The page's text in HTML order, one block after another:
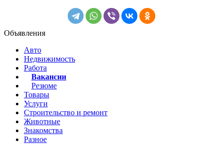
Объявления
Авто
Недвижимость
Работа
Вакансии
Резюме
Товары
Услуги
Строительство и ремонт
Животные
Знакомства
Разное